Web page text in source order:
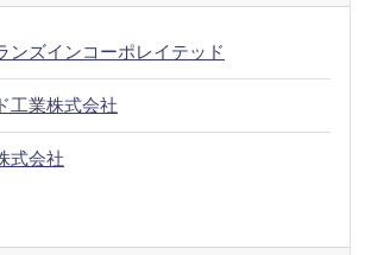
ンズインコーポレイテッド
工業株式会社
式会社